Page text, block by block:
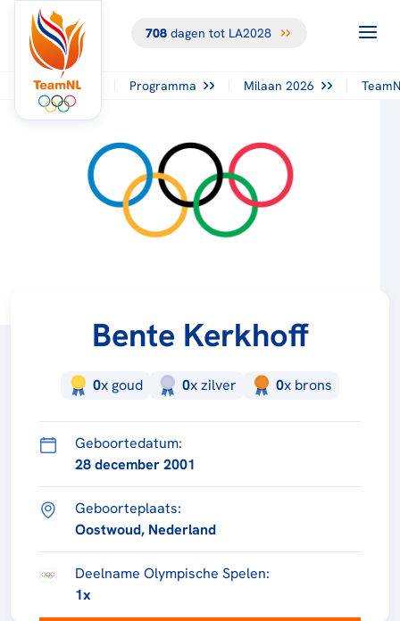
708dagen tot LA2028
Programma Milaan 2026
Bente Kerkhoff
0x goud 0xzilver 0x brons
Geboortedatum:
28 december 2001
Geboorteplaats:
Oostwoud, Nederland
Deelname Olympische Spelen:
1x